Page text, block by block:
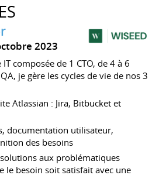
2023
composée de 1 CTO, de 4 à 6
je gère les cycles de vie de nos 3
Atlassian : Jira, Bitbucket et
documentation utilisateur,
des besoins
aux problématiques
le besoin soit satisfait avec une